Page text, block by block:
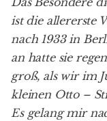
ist die allererste
nach 1933 in
an hatte sie
groß, als wir im
kleinen Otto –
Es gelang mir